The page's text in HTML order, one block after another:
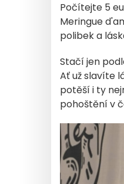
Počítejte 5
Meringue
polibek a
Stačí jen
Ať už slavíte
potěší i ty
pohoštění v